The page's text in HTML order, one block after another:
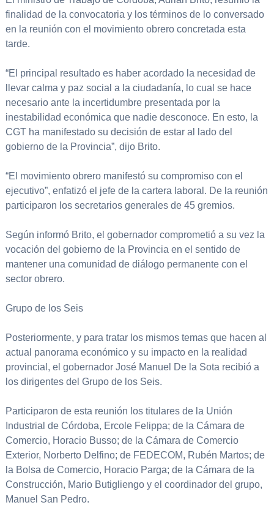
finalidad de la convocatoria y los términos de lo conversado
en la reunión con el movimiento obrero concretada esta
tarde.
“El principal resultado es haber acordado la necesidad de
llevar calma y paz social a la ciudadanía, lo cual se hace
necesario ante la incertidumbre presentada por la
inestabilidad económica que nadie desconoce. En esto, la
CGT ha manifestado su decisión de estar al lado del
gobierno de la Provincia”, dijo Brito.
“El movimiento obrero manifestó su compromiso con el
ejecutivo”, enfatizó el jefe de la cartera laboral. De la reunión
participaron los secretarios generales de 45 gremios.
Según informó Brito, el gobernador comprometió a su vez la
vocación del gobierno de la Provincia en el sentido de
mantener una comunidad de diálogo permanente con el
sector obrero.
Grupo de los Seis
Posteriormente, y para tratar los mismos temas que hacen al
actual panorama económico y su impacto en la realidad
provincial, el gobernador José Manuel De la Sota recibió a
los dirigentes del Grupo de los Seis.
Participaron de esta reunión los titulares de la Unión
Industrial de Córdoba, Ercole Felippa; de la Cámara de
Comercio, Horacio Busso; de la Cámara de Comercio
Exterior, Norberto Delfino; de FEDECOM, Rubén Martos; de
la Bolsa de Comercio, Horacio Parga; de la Cámara de la
Construcción, Mario Butigliengo y el coordinador del grupo,
Manuel San Pedro.